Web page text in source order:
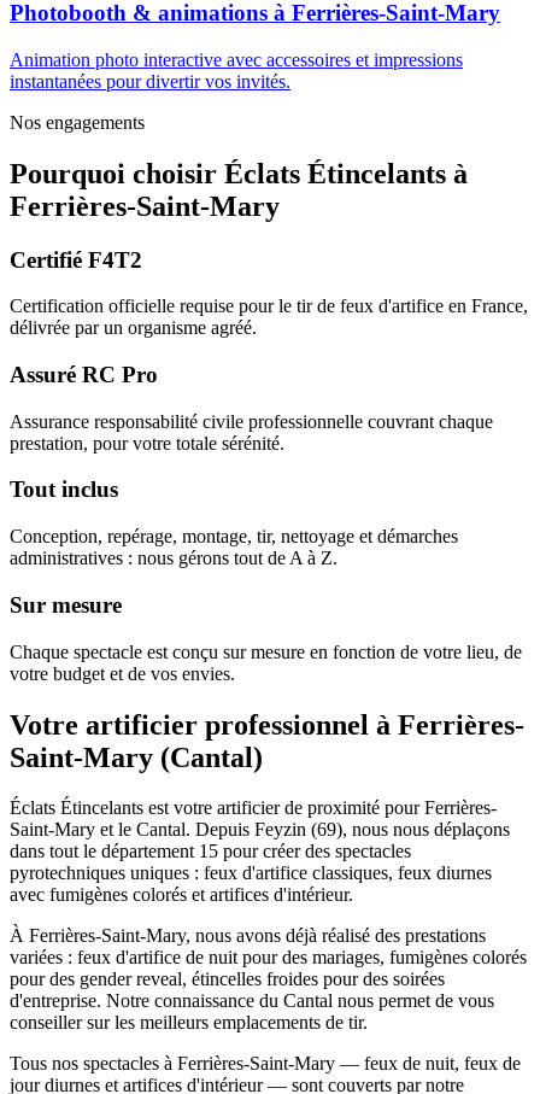
Photobooth & animations à Ferrières-Saint-Mary
Animation photo interactive avec accessoires et impressions
instantanées pour divertir vos invités.
Nos engagements
Pourquoi choisir Éclats Étincelants à
Ferrières-Saint-Mary
Certifié F4T2
Certification officielle requise pour le tir de feux d'artifice en France,
délivrée par un organisme agréé.
Assuré RC Pro
Assurance responsabilité civile professionnelle couvrant chaque
prestation, pour votre totale sérénité.
Tout inclus
Conception, repérage, montage, tir, nettoyage et démarches
administratives : nous gérons tout de A à Z.
Sur mesure
Chaque spectacle est conçu sur mesure en fonction de votre lieu, de
votre budget et de vos envies.
Votre artificier professionnel à Ferrières-
Saint-Mary (Cantal)
Éclats Étincelants est votre artificier de proximité pour Ferrières-
Saint-Mary et le Cantal. Depuis Feyzin (69), nous nous déplaçons
dans tout le département 15 pour créer des spectacles
pyrotechniques uniques : feux d'artifice classiques, feux diurnes
avec fumigènes colorés et artifices d'intérieur.
À Ferrières-Saint-Mary, nous avons déjà réalisé des prestations
variées : feux d'artifice de nuit pour des mariages, fumigènes colorés
pour des gender reveal, étincelles froides pour des soirées
d'entreprise. Notre connaissance du Cantal nous permet de vous
conseiller sur les meilleurs emplacements de tir.
Tous nos spectacles à Ferrières-Saint-Mary — feux de nuit, feux de
jour diurnes et artifices d'intérieur — sont couverts par notre